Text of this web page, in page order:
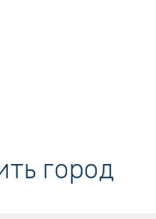
город